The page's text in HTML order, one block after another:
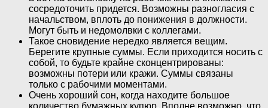
сосредоточить придется. Возможны разногласия с
начальством, вплоть до понижения в должности.
Могут быть и недомолвки с коллегами.
Такое сновидение нередко является вещим.
Берегите крупные суммы. Если приходится носить с
собой, то будьте крайне сконцентрированы:
возможны потери или кражи. Суммы связаны
только с рабочими моментами.
Очень хороший сон, когда находите большое
количество бумажных купюр. Вполне возможно, что